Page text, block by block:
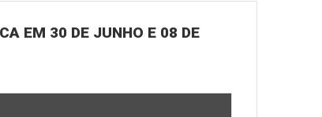
EM 30 DE JUNHO E 08 DE